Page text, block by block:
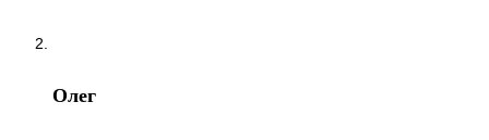
Олег